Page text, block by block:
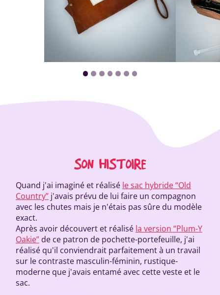
SON HISTOIRE
Quand j'ai imaginé et réalisé le sac hybride “Old
Country” j'avais prévu de lui faire un compagnon
avec les chutes mais je n'étais pas sûre du modèle
exact.
Après avoir découvert et réalisé la version “Plum-Y
Oakie” de ce patron de pochette-portefeuille, j'ai
réalisé qu'il conviendrait parfaitement à un travail
sur le contraste masculin-féminin, rustique-
moderne que j'avais entamé avec cette veste et le
sac.